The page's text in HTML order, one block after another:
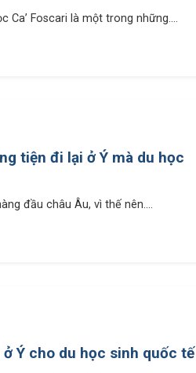
Ca’ Foscari là một trong những....
tiện đi lại ở Ý mà du học
đầu châu Âu, vì thế nên....
Ý cho du học sinh quốc tế